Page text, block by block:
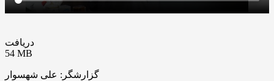
دریافت
54 MB
گزارشگر: علی شهسوار